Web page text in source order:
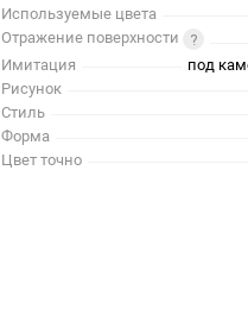
Используемые цвета
Отражение поверхности
Имитация
под
Рисунок
Стиль
Форма
Цвет точно